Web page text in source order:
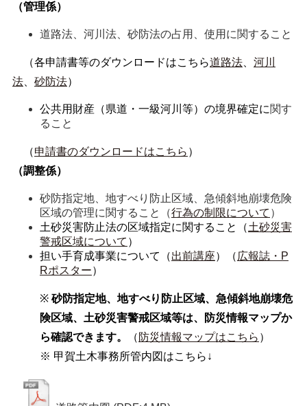
（管理係）
道路法、河川法、砂防法の占用、使用に関すること
（各申請書等のダウンロードはこちら道路法
河川
法
砂防法）
公共用財産（県道・一級河川等）の境界確定に関す
ること
（申請書のダウンロードはこちら ）
（調整係）
砂防指定地、地すべり防止区域、急傾斜地崩壊危険
区域の管理に関すること（行為の制限について ）
土砂災害防止法の区域指定に関すること（土砂災害
警戒区域について ）
担い手育成事業について（出前講座）（ 広報誌 ・P
Rポスター）
※ 砂防指定地、地すべり防止区域、急傾斜地崩壊危
険区域、土砂災害警戒区域等は、防災情報マップか
ら確認できます。
（ 防災情報マップはこちら ）
※ 甲賀土木事務所管内図はこちら↓